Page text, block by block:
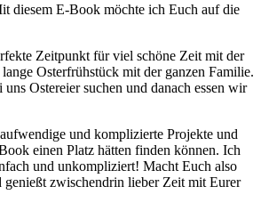
diesem E-Book möchte ich Euch auf die
Zeitpunkt für viel schöne Zeit mit der
Osterfrühstück mit der ganzen Familie.
Ostereier suchen und danach essen wir
und komplizierte Projekte und
einen Platz hätten finden können. Ich
und unkompliziert! Macht Euch also
zwischendrin lieber Zeit mit Eurer